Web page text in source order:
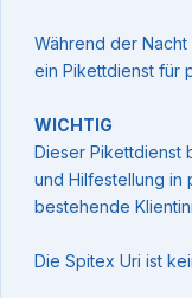
Während der
ein Pikettdienst für
WICHTIG
Dieser Pikettdienst
und Hilfestellung in
bestehende
Die Spitex Uri ist